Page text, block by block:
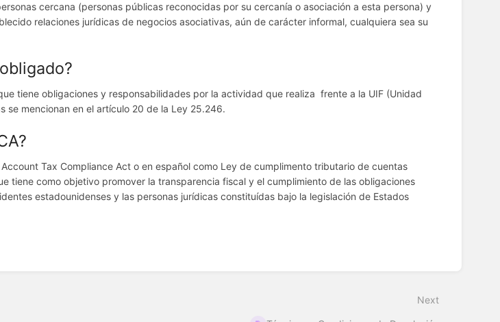
cercana (personas públicas reconocidas por su cercanía o asociación a esta persona) y
relaciones jurídicas de negocios asociativas, aún de carácter informal, cualquiera sea su
tiene obligaciones y responsabilidades por la actividad que realiza frente a la UIF (Unidad
se mencionan en el artículo 20 de la Ley 25.246.
Tax Compliance Act o en español como Ley de cumplimento tributario de cuentas
tiene como objetivo promover la transparencia fiscal y el cumplimiento de las obligaciones
estadounidenses y las personas jurídicas constituídas bajo la legislación de Estados
Next